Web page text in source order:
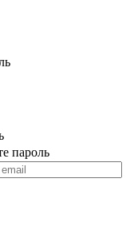
пароль